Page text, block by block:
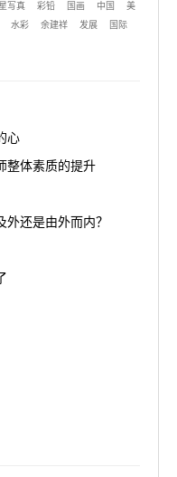
写真 彩铅 国画 中国
美
水彩 余建祥 发展
国际
心
整体素质的提升
还是由外而内？